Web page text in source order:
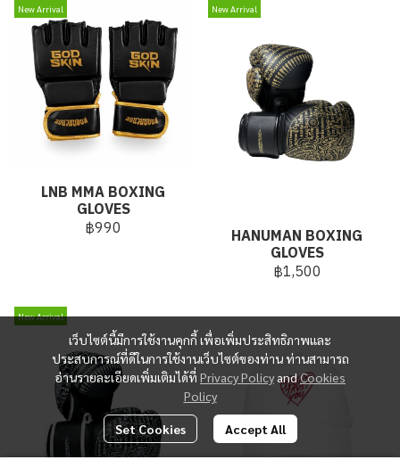
New Arrival
LNB MMA BOXING
GLOVES
฿990
New Arrival
HANUMAN BOXING
GLOVES
฿1,500
New Arrival
เว็บไซต์นี้มีการใช้งานคุกกี้ เพื่อเพิ่มประสิทธิภาพและ
ประสบการณ์ที่ดีในการใช้งานเว็บไซต์ของท่าน ท่านสามารถ
อ่านรายละเอียดเพิ่มเติมได้ที่ Privacy Policy andCookies
Policy
Set Cookies Accept All